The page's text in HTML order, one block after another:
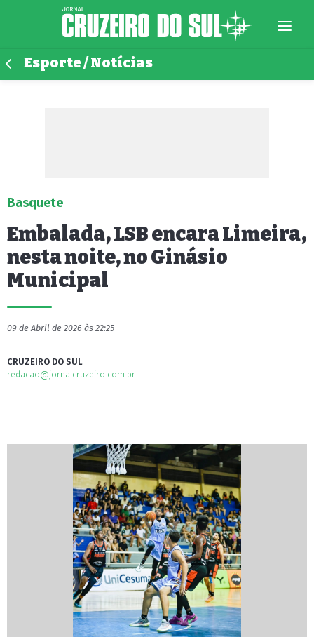
Esporte / Notícias
Basquete
Embalada, LSB encara Limeira,
nesta noite, no Ginásio
Municipal
09 de Abril de 2026 às 22:25
CRUZEIRO DO SUL
redacao@jornalcruzeiro.com.br